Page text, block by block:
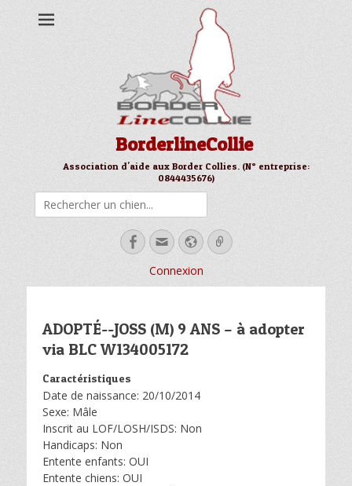
BorderlineCollie
Association d'aide aux Border Collies. (N° entreprise:
0844435676)
Facebook
EmailSite
web
Link
Connexion
ADOPTÉ--JOSS (M) 9 ANS – à adopter
via BLC W134005172
Caractéristiques
Date de naissance: 20/10/2014
Sexe: Mâle
Inscrit au LOF/LOSH/ISDS: Non
Handicaps: Non
Entente enfants: OUI
Entente chiens: OUI